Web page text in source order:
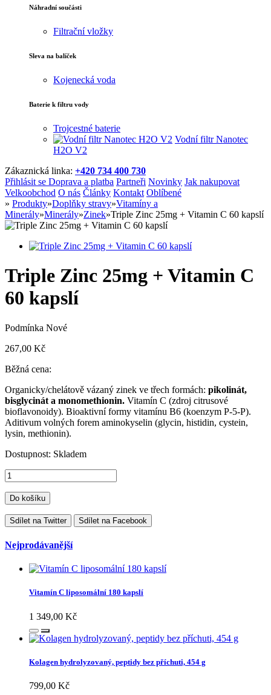
Náhradní součásti
Filtrační vložky
Sleva na balíček
Kojenecká voda
Baterie k filtru vody
Trojcestné baterie
Vodní filtr Nanotec
H2O V2
Zákaznická linka: +420 734 400 730
Přihlásit se Doprava a platba Partneři Novinky Jak nakupovat
Velkoobchod O nás Články Kontakt Oblíbené
» Produkty»Doplňky stravy»Vitamíny a
Minerály»Minerály»Zinek»Triple Zinc 25mg + Vitamin C 60 kapslí
Triple Zinc 25mg + Vitamin C
60 kapslí
Podmínka Nové
267,00 Kč
Běžná cena:
Organicky/chelátově vázaný zinek ve třech formách: pikolinát,
bisglycinát a monomethionin. Vitamín C (zdroj citrusové
bioflavonoidy). Bioaktivní formy vitamínu B6 (koenzym P-5-P).
Aditivum volných forem aminokyselin (glycin, histidin, cystein,
lysin, methionin).
Dostupnost: Skladem
Do košíku
Sdílet na Twitter Sdílet na Facebook
Nejprodávanější
Vitamín C liposomální 180 kapslí
1 349,00 Kč
Kolagen hydrolyzovaný, peptidy bez příchuti, 454 g
799,00 Kč